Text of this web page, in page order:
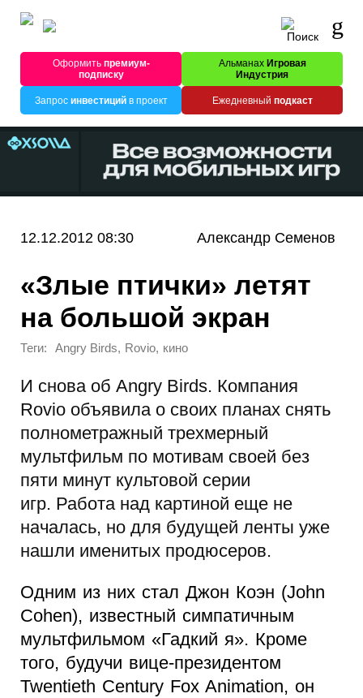
Оформитьпремиум-
подписку
Альманах Игровая
Индустрия
Запрос инвестицийв проект Ежедневный подкаст
12.12.2012 08:30 Александр Семенов
«Злые птички» летят
на большой экран
Теги: Angry Birds, Rovio, кино
И снова об Angry Birds. Компания
Rovio объявила о своих планах снять
полнометражный трехмерный
мультфильм по мотивам своей без
пяти минут культовой серии
игр. Работа над картиной еще не
началась, но для будущей ленты уже
нашли именитых продюсеров.
Одним из них стал Джон Коэн (John
Cohen), известный симпатичным
мультфильмом «Гадкий я». Кроме
того, будучи вице-президентом
Twentieth Century Fox Animation, он